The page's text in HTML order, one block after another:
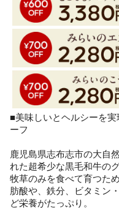
■美味しいとヘルシーを
ーフ
鹿児島県志布志市の大自
れた超希少な黒毛和牛の
牧草のみを食べて育つた
肪酸や、鉄分、ビタミン
ど栄養がたっぷり。